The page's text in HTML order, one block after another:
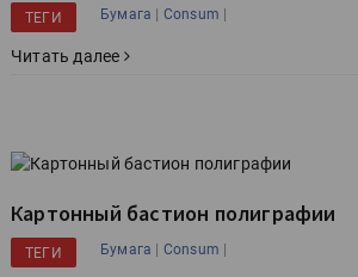
ТЕГИ Бумага | Consum |
Читать далее
Картонный бастион полиграфии
ТЕГИ Бумага | Consum |